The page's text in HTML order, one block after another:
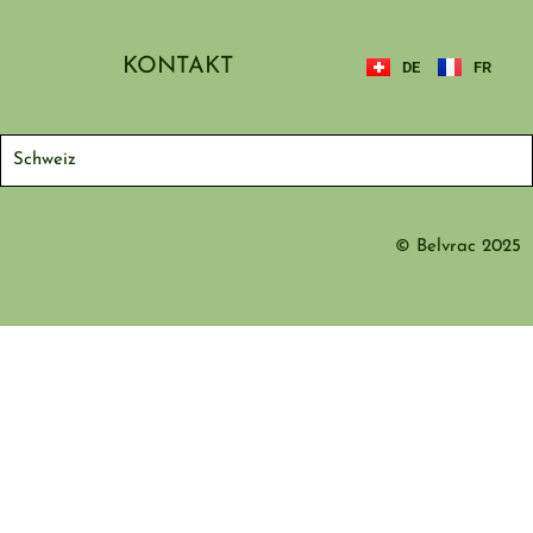
KONTAKT DE FR
Schweiz
© Belvrac 2025